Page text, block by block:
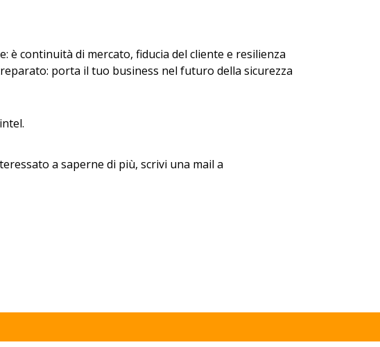
è continuità di mercato, fiducia del cliente e resilienza
porta il tuo business nel futuro della sicurezza
a saperne di più, scrivi una mail a